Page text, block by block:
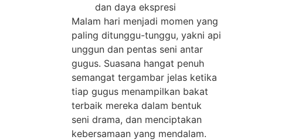
dan daya ekspresi
Malam hari menjadi momen yang
paling ditunggu-tunggu, yakni api
unggun dan pentas seni antar
gugus. Suasana hangat penuh
semangat tergambar jelas ketika
tiap gugus menampilkan bakat
terbaik mereka dalam bentuk
seni drama, dan menciptakan
kebersamaan yang mendalam.